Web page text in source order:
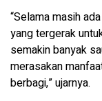
“Selama masih
yang tergerak
semakin banyak
merasakan
berbagi,” ujarnya.